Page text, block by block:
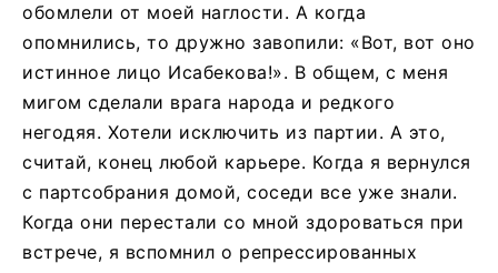
обомлели от моей наглости. А когда
опомнились, то дружно завопили: «Вот, вот оно
истинное лицо Исабекова!». В общем, с меня
мигом сделали врага народа и редкого
негодяя. Хотели исключить из партии. А это,
считай, конец любой карьере. Когда я вернулся
с партсобрания домой, соседи все уже знали.
Когда они перестали со мной здороваться при
встрече, я вспомнил о репрессированных